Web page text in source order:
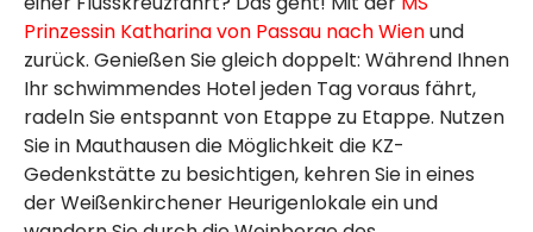
Prinzessin Katharina von Passau nach Wienund
zurück. Genießen Sie gleich doppelt: Während Ihnen
Ihr schwimmendes Hotel jeden Tag voraus fährt,
radeln Sie entspannt von Etappe zu Etappe. Nutzen
Sie in Mauthausen die Möglichkeit die KZ-
Gedenkstätte zu besichtigen, kehren Sie in eines
der Weißenkirchener Heurigenlokale ein und